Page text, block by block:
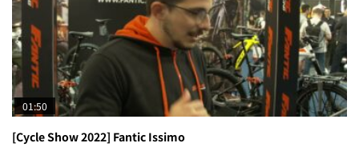
01:50
[Cycle Show 2022] Fantic Issimo